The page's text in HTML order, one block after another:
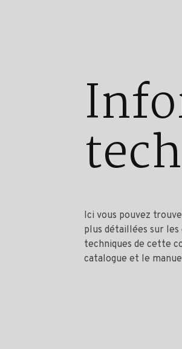
Ici vous pouvez
plus détaillées sur
techniques de cette
catalogue et le